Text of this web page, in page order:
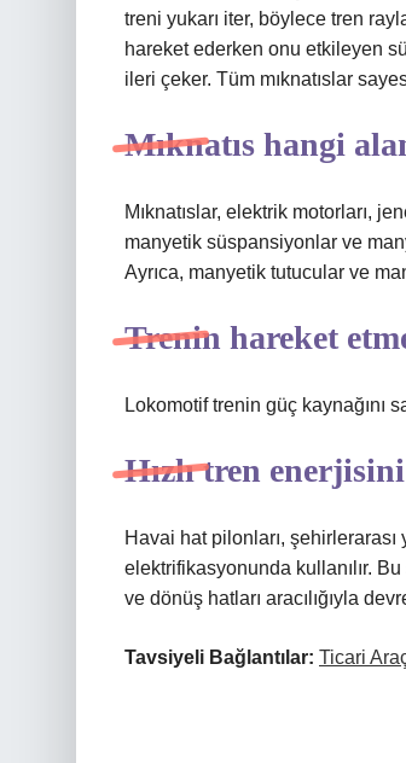
treni yukarı iter, böylece tren
hareket ederken onu etkileyen
ileri çeker. Tüm mıknatıslar
Mıknatıs hangi
Mıknatıslar, elektrik motorları,
manyetik süspansiyonlar ve
Ayrıca, manyetik tutucular ve
Trenin hareket
Lokomotif trenin güç kaynağını
Hızlı tren
Havai hat pilonları,
elektrifikasyonunda kullanılır.
ve dönüş hatları aracılığıyla
Tavsiyeli Bağlantılar: Ticari